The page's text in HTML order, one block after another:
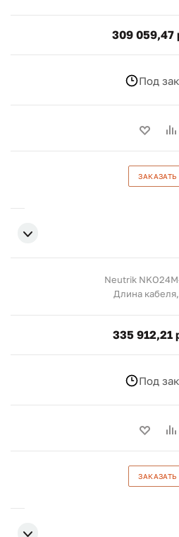
309 059,47
Под
ЗАКАЗАТЬ
Neutrik
Длина
335 912,21
Под
ЗАКАЗАТЬ